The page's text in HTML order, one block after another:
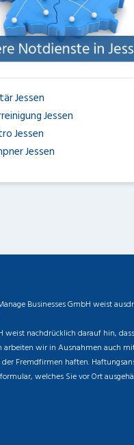
Jessen
Jessen
Jessen
Jessen
Businesses GmbH weist
weist nachdrücklich darauf hin,
arbeiten wir in Ausnahmen auch
Fremdfirmen haften.
welches Sie vor Ort